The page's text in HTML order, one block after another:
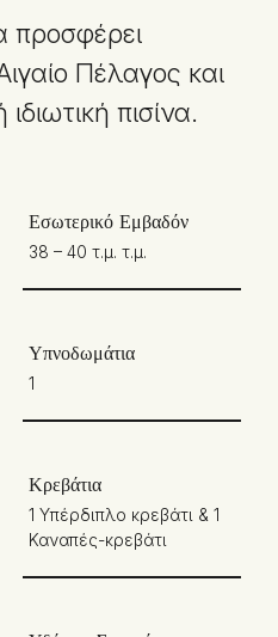
προσφέρει
Πέλαγος και
πισίνα.
Εσωτερικό Εμβαδόν
38 – 40 τ.μ. τ.μ.
Υπνοδωμάτια
1
Κρεβάτια
1 Υπέρδιπλο κρεβάτι & 1
Καναπές-κρεβάτι